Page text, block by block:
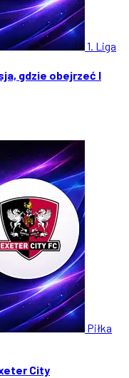
1. Liga
gdzie obejrzeć I
Piłka
City